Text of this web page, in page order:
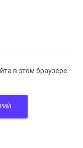
в этом браузере